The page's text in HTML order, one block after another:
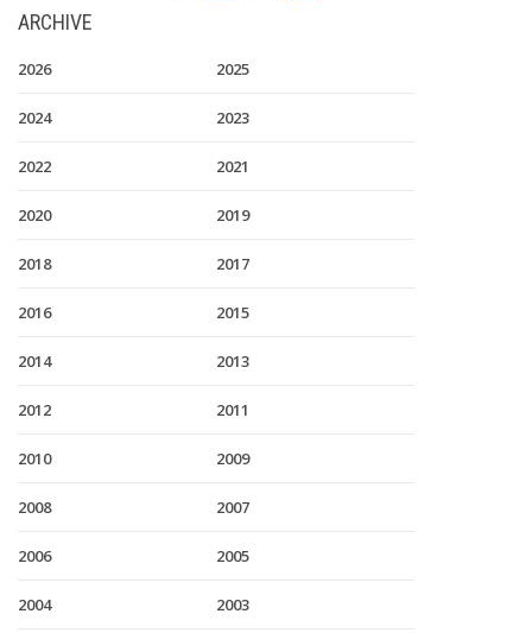
ARCHIVE
2026 2025
2024 2023
2022 2021
2020 2019
2018 2017
2016 2015
2014 2013
2012 2011
2010 2009
2008 2007
2006 2005
2004 2003